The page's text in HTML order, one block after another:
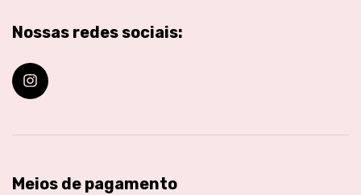
Nossas redes sociais:
Meios de pagamento